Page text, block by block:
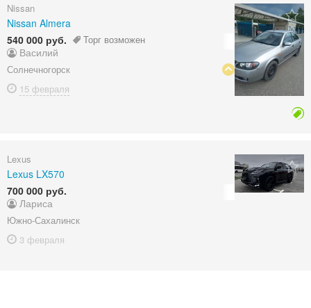
Nissan
Nissan Almera
540 000 руб.
Торг возможен
Василий
Солнечногорск
15 февраля
Lexus
Lexus LX570
700 000 руб.
Лариса
Южно-Сахалинск
3 февраля